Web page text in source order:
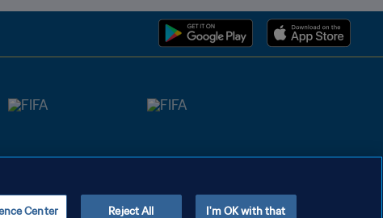
Center Reject All I'm OK with that